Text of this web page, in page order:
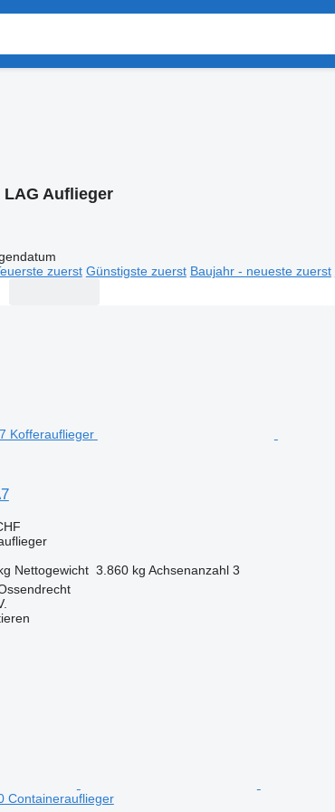
LAG Auflieger
zuerst Günstigste zuerst Baujahr - neueste zuerst
Nettogewicht 3.860 kg Achsenanzahl 3
Containerauflieger